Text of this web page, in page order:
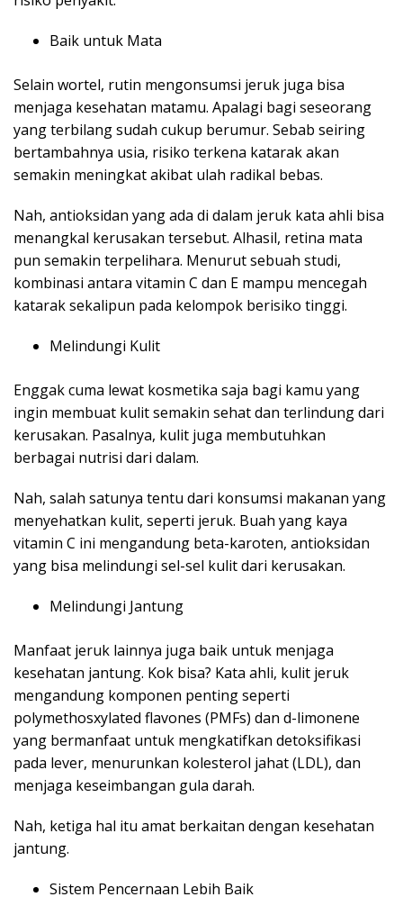
Baik untuk Mata
Selain wortel, rutin mengonsumsi jeruk juga bisa
menjaga kesehatan matamu. Apalagi bagi seseorang
yang terbilang sudah cukup berumur. Sebab seiring
bertambahnya usia, risiko terkena katarak akan
semakin meningkat akibat ulah radikal bebas.
Nah, antioksidan yang ada di dalam jeruk kata ahli bisa
menangkal kerusakan tersebut. Alhasil, retina mata
pun semakin terpelihara. Menurut sebuah studi,
kombinasi antara vitamin C dan E mampu mencegah
katarak sekalipun pada kelompok berisiko tinggi.
Melindungi Kulit
Enggak cuma lewat kosmetika saja bagi kamu yang
ingin membuat kulit semakin sehat dan terlindung dari
kerusakan. Pasalnya, kulit juga membutuhkan
berbagai nutrisi dari dalam.
Nah, salah satunya tentu dari konsumsi makanan yang
menyehatkan kulit, seperti jeruk. Buah yang kaya
vitamin C ini mengandung beta-karoten, antioksidan
yang bisa melindungi sel-sel kulit dari kerusakan.
Melindungi Jantung
Manfaat jeruk lainnya juga baik untuk menjaga
kesehatan jantung. Kok bisa? Kata ahli, kulit jeruk
mengandung komponen penting seperti
polymethosxylated flavones (PMFs) dan d-limonene
yang bermanfaat untuk mengkatifkan detoksifikasi
pada lever, menurunkan kolesterol jahat (LDL), dan
menjaga keseimbangan gula darah.
Nah, ketiga hal itu amat berkaitan dengan kesehatan
jantung.
Sistem Pencernaan Lebih Baik